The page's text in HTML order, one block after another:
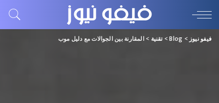
فيفو نيوز >
Blog
>تقنية >المقارنة بين الجوالات مع دليل موب